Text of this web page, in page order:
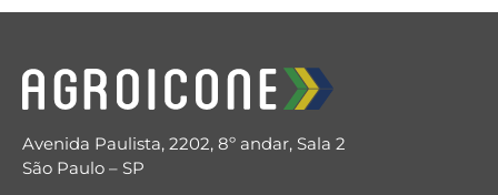
Avenida Paulista, 2202, 8º andar, Sala 2
São Paulo – SP